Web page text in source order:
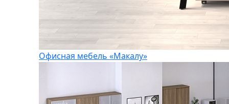
Офисная мебель «Макалу»